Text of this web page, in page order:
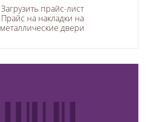
Загрузить прайс-лист
Прайс на накладки на
металлические двери